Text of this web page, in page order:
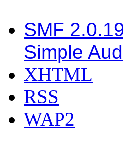
SMF 2.0.19
Simple
XHTML
RSS
WAP2